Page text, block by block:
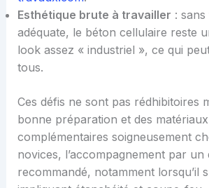
Esthétique brute à travailler :
adéquate, le béton cellulaire reste
look assez « industriel », ce qui
tous.
Ces défis ne sont pas rédhibitoires
bonne préparation et des matériaux
complémentaires soigneusement
novices, l’accompagnement par un
recommandé, notamment lorsqu’il